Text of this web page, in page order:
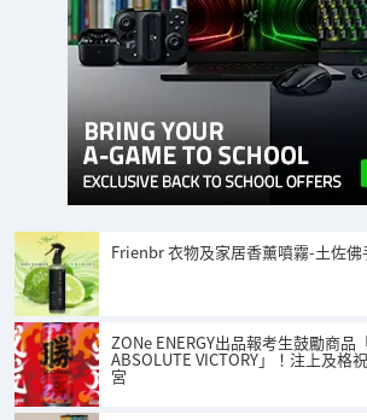
Frienbr 衣物及家居香薰噴霧-土佐佛
ZONe ENERGY出品報考生鼓勵商品
ABSOLUTE VICTORY」！注上及格
宮